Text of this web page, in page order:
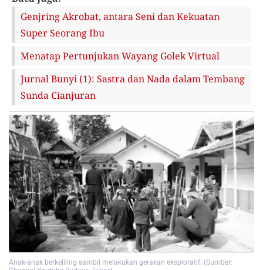
Genjring Akrobat, antara Seni dan Kekuatan
Super Seorang Ibu
Menatap Pertunjukan Wayang Golek Virtual
Jurnal Bunyi (1): Sastra dan Nada dalam Tembang
Sunda Cianjuran
Anak-anak berkeliling sambil melakukan gerakan eksploratif. (Sumber: